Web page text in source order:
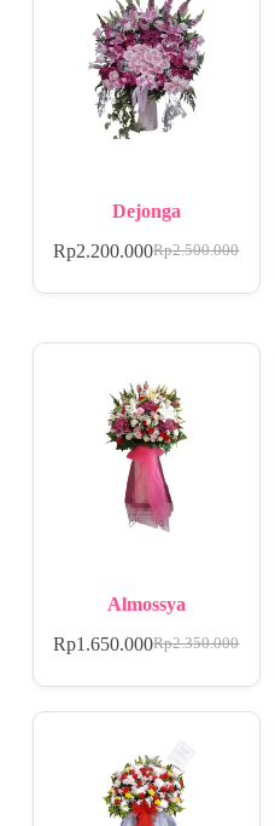
Dejonga
Rp2.500.000
Rp2.200.000
Almossya
Rp2.350.000
Rp1.650.000